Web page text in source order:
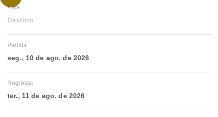
Para
Destino
Partida
seg., 10 de ago. de 2026
Regresso
ter., 11 de ago. de 2026